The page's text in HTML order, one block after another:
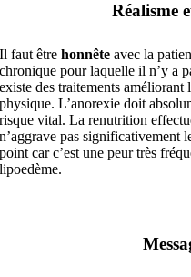
Réalisme
Il faut êtrehonnête avec la
chronique pour laquelle il n’y a
existe des traitements améliorant
physique. L’anorexie doit
risque vital. La renutrition
n’aggrave pas significativement
point car c’est une peur très
lipoedème.